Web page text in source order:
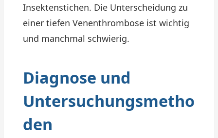
Insektenstichen. Die Unterscheidung zu
einer tiefen Venenthrombose ist wichtig
und manchmal schwierig.
Diagnose und
Untersuchungsmetho
den